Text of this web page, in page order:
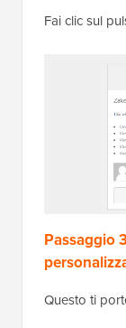
Fai clic sul
Passaggio
Questo ti